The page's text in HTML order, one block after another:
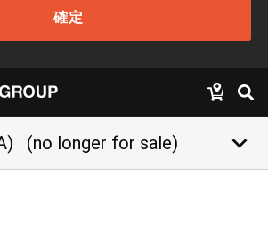
確定
(no longer for sale) keyboard_arrow_down